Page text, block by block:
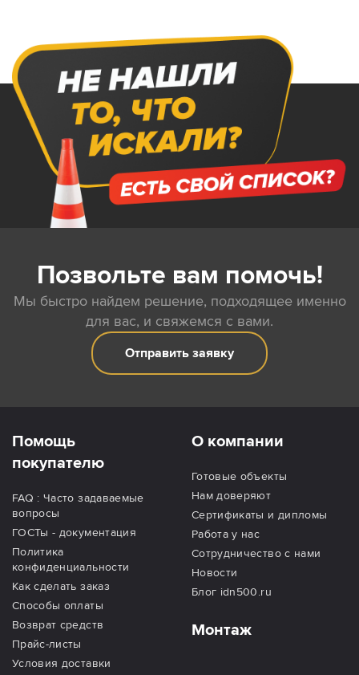
Позвольте вам помочь!
Мы быстро найдем решение, подходящее именно
для вас, и свяжемся с вами.
Отправить заявку
Помощь
покупателю
FAQ : Часто задаваемые
вопросы
ГОСТы - документация
Политика
конфиденциальности
Как сделать заказ
Способы оплаты
Возврат средств
Прайс-листы
Условия доставки
О компании
Готовые объекты
Нам доверяют
Сертификаты и дипломы
Работа у нас
Сотрудничество с нами
Новости
Блог idn500.ru
Монтаж